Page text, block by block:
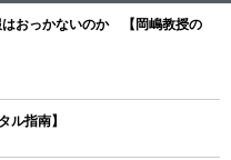
はおっかないのか 【岡嶋教授の
指南】